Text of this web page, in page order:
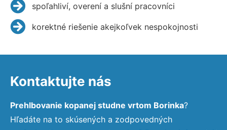
spoľahliví, overení a slušní pracovníci
korektné riešenie akejkoľvek nespokojnosti
Kontaktujte nás
Prehlbovanie kopanej studne vrtom Borinka?
Hľadáte na to skúsených a zodpovedných